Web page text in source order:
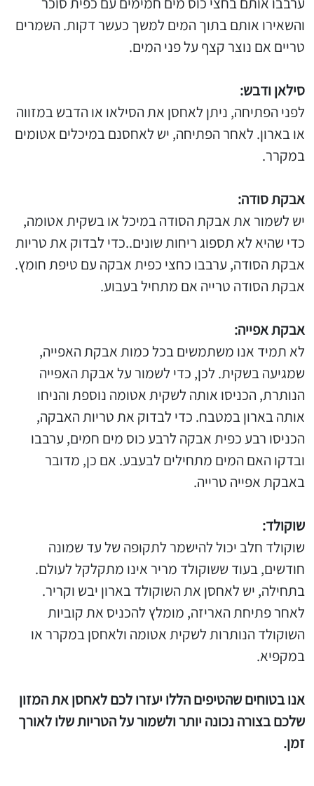
והשאירו אותם בתוך המים למשך כעשר דקות. השמרים
טריים אם נוצר קצף על פני המים.
סילאן ודבש:
לפני הפתיחה, ניתן לאחסן את הסילאו או הדבש במזווה
או בארון. לאחר הפתיחה, יש לאחסנם במיכלים אטומים
במקרר.
אבקת סודה:
יש לשמור את אבקת הסודה במיכל או בשקית אטומה,
כדי שהיא לא תספוג ריחות שונים..כדי לבדוק את טריות
אבקת הסודה, ערבבו כחצי כפית אבקה עם טיפת חומץ.
אבקת הסודה טרייה אם מתחיל בעבוע.
אבקת אפייה:
לא תמיד אנו משתמשים בכל כמות אבקת האפייה,
שמגיעה בשקית. לכן, כדי לשמור על אבקת האפייה
הנותרת, הכניסו אותה לשקית אטומה נוספת והניחו
אותה בארון במטבח. כדי לבדוק את טריות האבקה,
הכניסו רבע כפית אבקה לרבע כוס מים חמים, ערבבו
ובדקו האם המים מתחילים לבעבע. אם כן, מדובר
באבקת אפייה טרייה.
שוקולד:
שוקולד חלב יכול להישמר לתקופה של עד שמונה
חודשים, בעוד ששוקולד מריר אינו מתקלקל לעולם.
בתחילה, יש לאחסן את השוקולד בארון יבש וקריר.
לאחר פתיחת האריזה, מומלץ להכניס את קוביות
השוקולד הנותרות לשקית אטומה ולאחסן במקרר או
במקפיא.
אנו בטוחים שהטיפים הללו יעזרו לכם לאחסן את המזון
שלכם בצורה נכונה יותר ולשמור על הטריות שלו לאורך
זמן.